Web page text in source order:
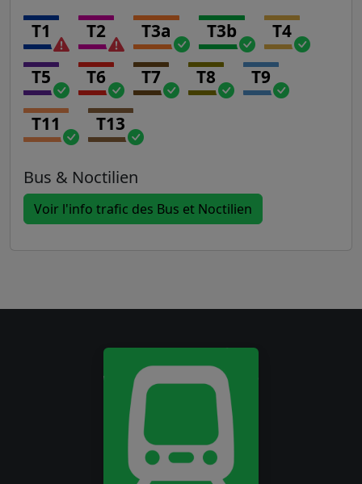
T1 T2 T3a T3b T4
T5 T6 T7 T8 T9
T11 T13
Bus & Noctilien
Voir l'info trafic des Bus et Noctilien